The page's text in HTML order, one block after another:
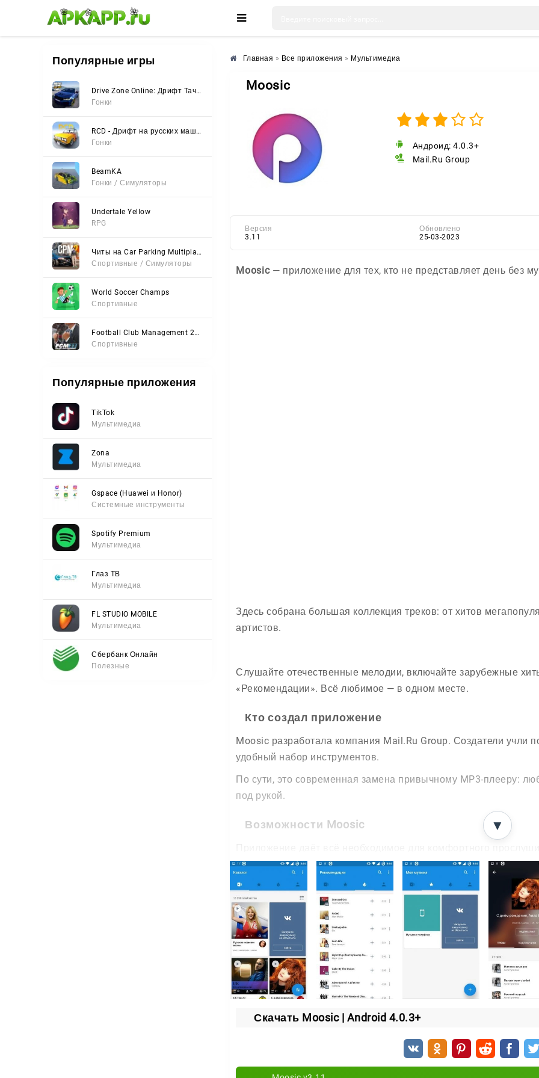
🌸 🌼 🌺
Популярные игры
Drive Zone Online: Дрифт Тачки
Гонки
RCD - Дрифт на русских машинах
Гонки
BeamKA
Гонки / Симуляторы
Undertale Yellow
RPG
Читы на Car Parking Multiplayer 2 (Все открыто, Мод-Меню)
Спортивные / Симуляторы
World Soccer Champs
Спортивные
Football Club Management 2023
Спортивные
Популярные приложения
TikTok
Мультимедиа
Zona
Мультимедиа
Gspace (Huawei и Honor)
Системные инструменты
Spotify Premium
Мультимедиа
Глаз ТВ
Мультимедиа
FL STUDIO MOBILE
Мультимедиа
Сбербанк Онлайн
Полезные
Главная » Все приложения » Мультимедиа
Moosic
Андроид: 4.0.3+
Mail.Ru Group
Версия
3.11
Обновлено
25-03-2023
Moosic— приложение для тех, кто не представляет день без
Здесь собрана большая коллекция треков: от хитов
артистов.
Слушайте отечественные мелодии, включайте зарубежные
«Рекомендации». Всё любимое — в одном месте.
Кто создал приложение
Moosic разработала компания Mail.Ru Group. Создатели
удобный набор инструментов.
По сути, это современная замена привычному MP3-плееру:
под рукой.
Возможности Moosic
поиск музыки по разным критериям;
создание плейлистов под собственные предпочтения;
бесплатный доступ к трекам;
персональный подбор музыки по вашему вкусу;
доступ к материалам из соцсети ВКонтакте;
прослушивание треков офлайн, без подключения к интернету;
настройка звука через встроенный эквалайзер.
Скачайте Moosic, соберите свою коллекцию любимых треков и
▼
Скачать Moosic | Android 4.0.3+